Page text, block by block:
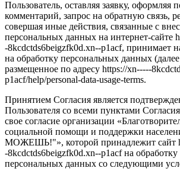
Пользователь, оставляя заявку, оформляя
комментарий, запрос на обратную связь,
совершая иные действия, связанные с
персональных данных на интернет-сайте
-8kcdctds6beigzfk0d.xn--p1acf, принимает
на обработку персональных данных
размещенное по адресу https://xn-----
p1acf/help/personal-data-usage-terms.
Принятием Согласия является
Пользователя со всеми пунктами
свое согласие организации
социальной помощи и поддержки
МОЖЕШЬ!"», которой принадлежит сайт
-8kcdctds6beigzfk0d.xn--p1acf на обработку
персональных данных со следующими